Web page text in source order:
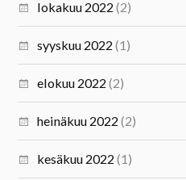
lokakuu 2022 (2)
syyskuu 2022 (1)
elokuu 2022 (2)
heinäkuu 2022 (2)
kesäkuu 2022 (1)